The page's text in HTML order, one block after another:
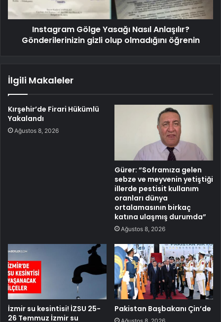
Instagram Gölge Yasağı Nasıl Anlaşılır?
Gönderilerinizin gizli olup olmadığını öğrenin
İlgili Makaleler
Kırşehir’de Firari Hükümlü
Yakalandı
Ağustos 8, 2026
Gürer: “Soframıza gelen
sebze ve meyvenin yetiştiği
illerde pestisit kullanım
oranları dünya
ortalamasının birkaç
katına ulaşmış durumda”
Ağustos 8, 2026
İzmir su kesintisi! İZSU 25-
26 Temmuz İzmir su
Pakistan Başbakanı Çin’de